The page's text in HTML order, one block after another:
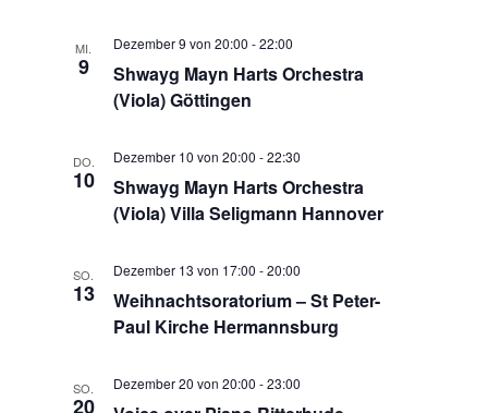
MI.
9
Shwayg Mayn Harts Orchestra
(Viola) Göttingen
Dezember 9 von 20:00 -22:00
DO.
10
Shwayg Mayn Harts Orchestra
(Viola) Villa Seligmann Hannover
Dezember 10 von 20:00 -22:30
SO.
13
Weihnachtsoratorium – St Peter-
Paul Kirche Hermannsburg
Dezember 13 von 17:00 -20:00
SO.
20
Dezember 20 von 20:00 -23:00